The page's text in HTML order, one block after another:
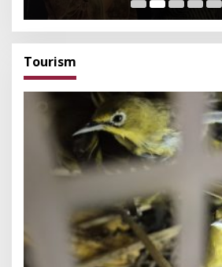
Tourism